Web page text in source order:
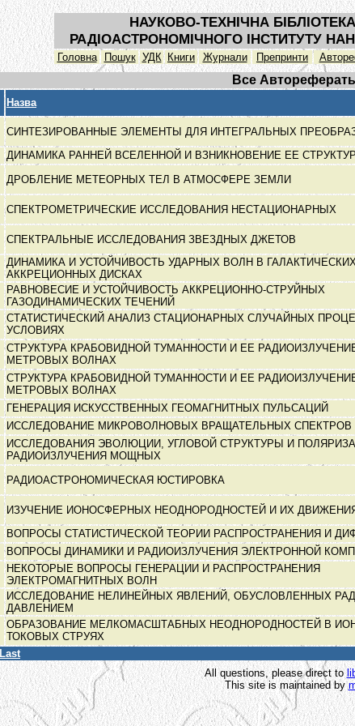
НАУКОВО-ТЕХНІЧНА БІБЛІОТЕКА
РАДІОАСТРОНОМІЧНОГО ІНСТИТУТУ НАН
Головна Пошук УДК Книги Журнали Препринти
Все
Назва
СИНТЕЗИРОВАННЫЕ ЭЛЕМЕНТЫ ДЛЯ ИНТЕГРАЛЬНЫХ
ДИНАМИКА РАННЕЙ ВСЕЛЕННОЙ И ВЗНИКНОВЕНИЕ ЕЕ
ДРОБЛЕНИЕ МЕТЕОРНЫХ ТЕЛ В АТМОСФЕРЕ ЗЕМЛИ
СПЕКТРОМЕТРИЧЕСКИЕ ИССЛЕДОВАНИЯ НЕСТАЦИОНАРНЫХ
СПЕКТРАЛЬНЫЕ ИССЛЕДОВАНИЯ ЗВЕЗДНЫХ ДЖЕТОВ
ДИНАМИКА И УСТОЙЧИВОСТЬ УДАРНЫХ ВОЛН В
АККРЕЦИОННЫХ ДИСКАХ
РАВНОВЕСИЕ И УСТОЙЧИВОСТЬ АККРЕЦИОННО-СТРУЙНЫХ
ГАЗОДИНАМИЧЕСКИХ ТЕЧЕНИЙ
СТАТИСТИЧЕСКИЙ АНАЛИЗ СТАЦИОНАРНЫХ СЛУЧАЙНЫХ
УСЛОВИЯХ
СТРУКТУРА КРАБОВИДНОЙ ТУМАННОСТИ И ЕЕ
МЕТРОВЫХ ВОЛНАХ
СТРУКТУРА КРАБОВИДНОЙ ТУМАННОСТИ И ЕЕ
МЕТРОВЫХ ВОЛНАХ
ГЕНЕРАЦИЯ ИСКУССТВЕННЫХ ГЕОМАГНИТНЫХ ПУЛЬСАЦИЙ
ИССЛЕДОВАНИЕ МИКРОВОЛНОВЫХ ВРАЩАТЕЛЬНЫХ
ИССЛЕДОВАНИЯ ЭВОЛЮЦИИ, УГЛОВОЙ СТРУКТУРЫ И
РАДИОИЗЛУЧЕНИЯ МОЩНЫХ
РАДИОАСТРОНОМИЧЕСКАЯ ЮСТИРОВКА
ИЗУЧЕНИЕ ИОНОСФЕРНЫХ НЕОДНОРОДНОСТЕЙ И ИХ
ВОПРОСЫ СТАТИСТИЧЕСКОЙ ТЕОРИИ РАСПРОСТРАНЕНИЯ И
ВОПРОСЫ ДИНАМИКИ И РАДИОИЗЛУЧЕНИЯ ЭЛЕКТРОННОЙ
НЕКОТОРЫЕ ВОПРОСЫ ГЕНЕРАЦИИ И РАСПРОСТРАНЕНИЯ
ЭЛЕКТРОМАГНИТНЫХ ВОЛН
ИССЛЕДОВАНИЕ НЕЛИНЕЙНЫХ ЯВЛЕНИЙ, ОБУСЛОВЛЕННЫХ
ДАВЛЕНИЕМ
ОБРАЗОВАНИЕ МЕЛКОМАСШТАБНЫХ НЕОДНОРОДНОСТЕЙ В
ТОКОВЫХ СТРУЯХ
Last
All questions, please direct to
This site is maintained by